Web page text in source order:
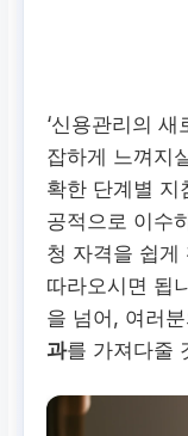
‘신용관리의
잡하게 느껴지
확한 단계별 지
공적으로 이수
청 자격을 쉽게
따라오시면 됩
을 넘어, 여러
과를 가져다줄